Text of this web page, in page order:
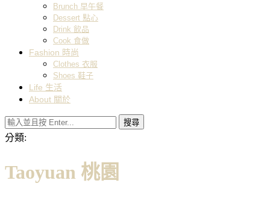
Brunch 早午餐
Dessert 點心
Drink 飲品
Cook 食做
Fashion 時尚
Clothes 衣服
Shoes 鞋子
Life 生活
About 關於
搜尋
分類:
Taoyuan 桃園